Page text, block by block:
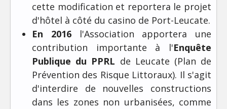
cette modification et reportera le projet
d'hôtel à côté du casino de Port-Leucate.
En 2016l'Association apportera une
contribution importante à l'Enquête
Publique du PPRL de Leucate (Plan de
Prévention des Risque Littoraux). Il s'agit
d'interdire de nouvelles constructions
dans les zones non urbanisées, comme